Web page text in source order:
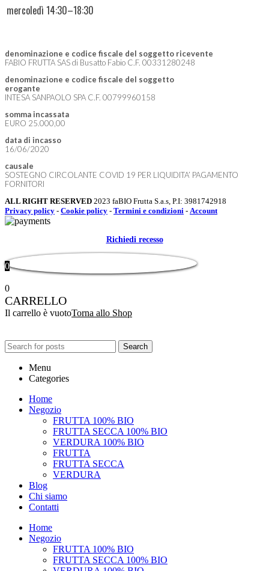
mercoledì 14:30–18:30
denominazione e codice fiscale del soggetto ricevente
FABIO FRUTTA SAS di Busatto Fabio C.F. 00331280248
denominazione e codice fiscale del soggetto
erogante
INTESA SANPAOLO SPA C.F. 00799960158
somma incassata
EURO 25.000,00
data di incasso
16/06/2020
causale
SOSTEGNO CIRCOLANTE COVID 19 PER LIQUIDITA’ PAGAMENTO
FORNITORI
ALL RIGHT RESERVED 2023 faBIO Frutta S.a.s, P.I: 3981742918
Privacy policy - Cookie policy - Termini e condizioni - Account
Richiedi recesso
0
0
CARRELLO
Il carrello è vuotoTorna allo Shop
Search
Menu
Categories
Home
Negozio
FRUTTA 100% BIO
FRUTTA SECCA 100% BIO
VERDURA 100% BIO
FRUTTA
FRUTTA SECCA
VERDURA
Blog
Chi siamo
Contatti
Home
Negozio
FRUTTA 100% BIO
FRUTTA SECCA 100% BIO